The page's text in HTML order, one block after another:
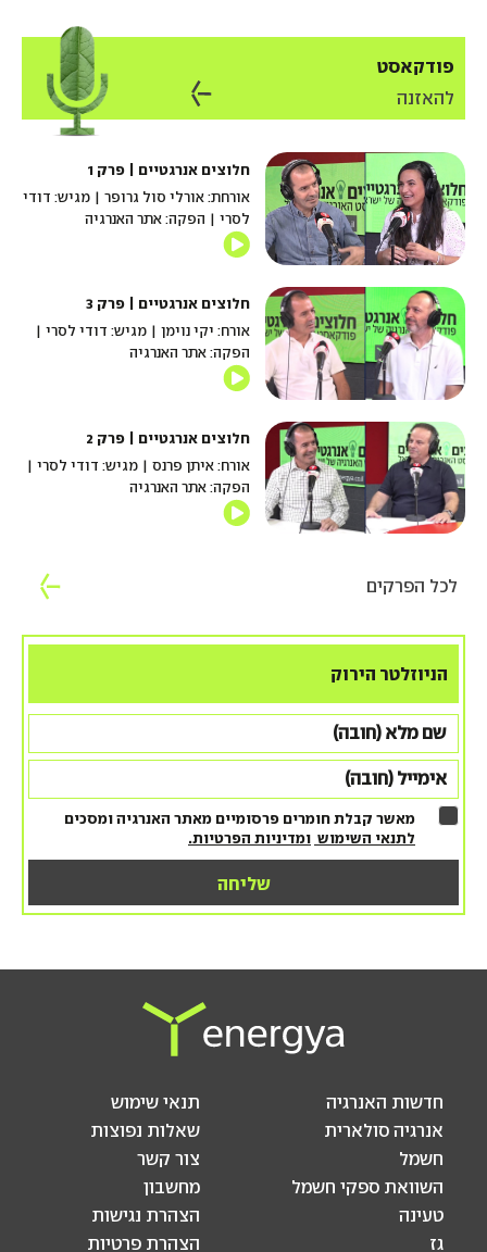
פודקאסט
להאזנה
חלוצים אנרגטיים | פרק 1
אורחת: אורלי סול גרופר | מגיש: דודי
לסרי | הפקה: אתר האנרגיה
חלוצים אנרגטיים | פרק 3
אורח: יקי נוימן | מגיש: דודי לסרי |
הפקה: אתר האנרגיה
חלוצים אנרגטיים | פרק 2
אורח: איתן פרנס | מגיש: דודי לסרי |
הפקה: אתר האנרגיה
לכל הפרקים
הניוזלטר הירוק
מאשר קבלת חומרים פרסומיים מאתר האנרגיה ומסכים
לתנאי השימוש ומדיניות הפרטיות.
חדשות האנרגיה
אנרגיה סולארית
חשמל
השוואת ספקי חשמל
טעינה
גז
תנאי שימוש
שאלות נפוצות
צור קשר
מחשבון
הצהרת נגישות
הצהרת פרטיות